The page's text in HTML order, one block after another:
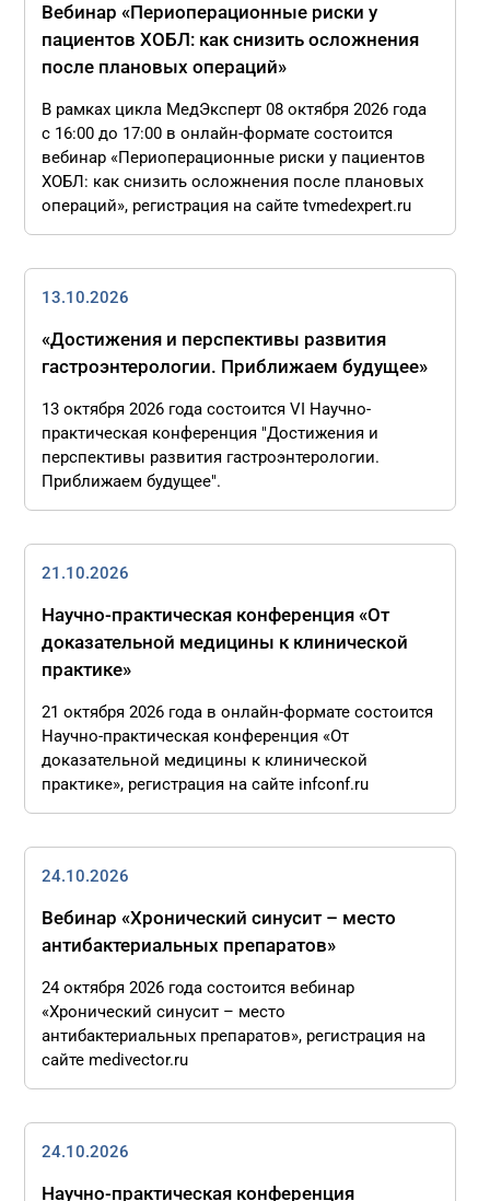
Вебинар «Периоперационные риски у
пациентов ХОБЛ: как снизить осложнения
после плановых операций»
В рамках цикла МедЭксперт 08 октября 2026 года
с 16:00 до 17:00 в онлайн-формате состоится
вебинар «Периоперационные риски у пациентов
ХОБЛ: как снизить осложнения после плановых
операций», регистрация на сайте tvmedexpert.ru
13.10.2026
«Достижения и перспективы развития
гастроэнтерологии. Приближаем будущее»
13 октября 2026 года состоится VI Научно-
практическая конференция "Достижения и
перспективы развития гастроэнтерологии.
Приближаем будущее".
21.10.2026
Научно-практическая конференция «От
доказательной медицины к клинической
практике»
21 октября 2026 года в онлайн-формате состоится
Научно-практическая конференция «От
доказательной медицины к клинической
практике», регистрация на сайте infconf.ru
24.10.2026
Вебинар «Хронический синусит – место
антибактериальных препаратов»
24 октября 2026 года состоится вебинар
«Хронический синусит – место
антибактериальных препаратов», регистрация на
сайте medivector.ru
24.10.2026
Научно-практическая конференция